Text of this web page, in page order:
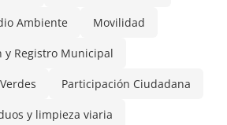
Ambiente Movilidad
y Registro Municipal
Participación Ciudadana
y limpieza viaria